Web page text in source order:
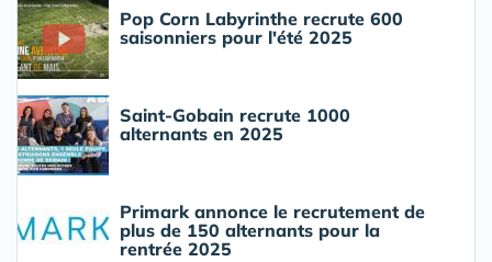
Pop Corn Labyrinthe recrute 600
saisonniers pour l'été 2025
Saint-Gobain recrute 1000
alternants en 2025
Primark annonce le recrutement de
plus de 150 alternants pour la
rentrée 2025